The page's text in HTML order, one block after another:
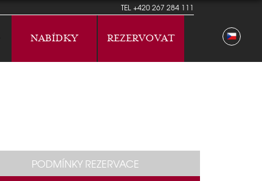
TEL+420 267 284 111
NABÍDKY REZERVOVAT
PODMÍNKY REZERVACE